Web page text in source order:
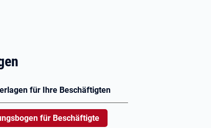
für Ihre Beschäftigten
für Beschäftigte